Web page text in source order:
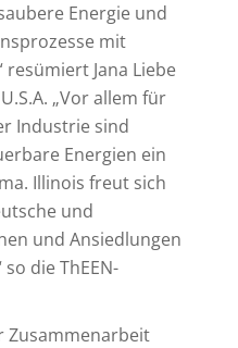
Energie und
mit
Jana Liebe
„Vor allem für
Industrie sind
Energien ein
Illinois freut sich
und
und Ansiedlungen
die ThEEN-
Zusammenarbeit